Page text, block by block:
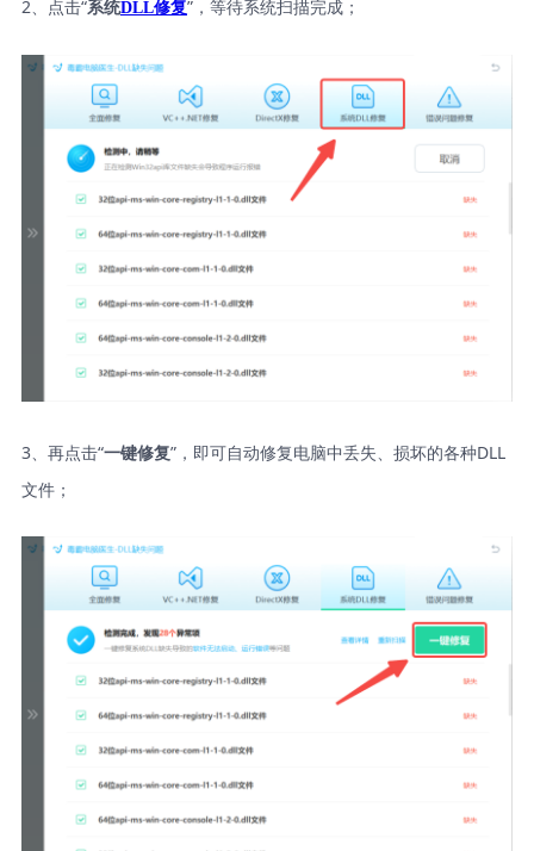
2、点击“系统DLL修复”，等待系统扫描完成；
3、再点击“一键修复”，即可自动修复电脑中丢失、损坏的各种DLL
文件；